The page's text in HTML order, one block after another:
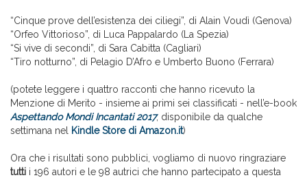
“Cinque prove dell’esistenza dei ciliegi”, di Alain Voudì (Genova)
“Orfeo Vittorioso”, di Luca Pappalardo (La Spezia)
“Si vive di secondi”, di Sara Cabitta (Cagliari)
“Tiro notturno”, di Pelagio D’Afro e Umberto Buono (Ferrara)
(potete leggere i quattro racconti che hanno ricevuto la
Menzione di Merito - insieme ai primi sei classificati - nell’e-book
Aspettando Mondi Incantati 2017, disponibile da qualche
settimana nel
Kindle Store di Amazon.it)
Ora che i risultati sono pubblici, vogliamo di nuovo ringraziare
tutti i 196 autori e le 98 autrici che hanno partecipato a questa